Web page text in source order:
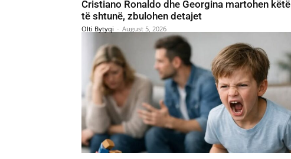
Cristiano Ronaldo dhe Georgina martohen këtë
të shtunë, zbulohen detajet
Olti Bytyqi - August 5, 2026